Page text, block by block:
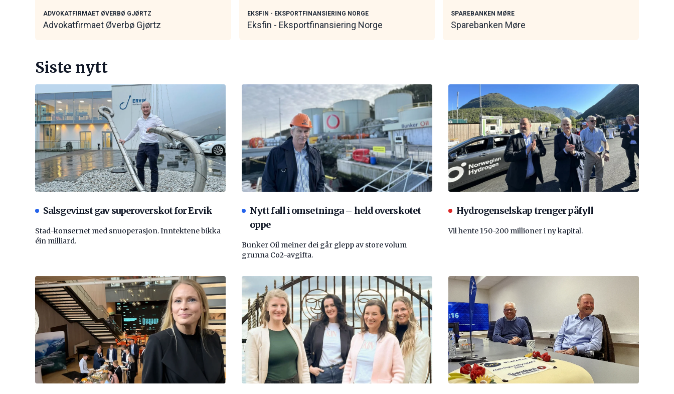
ADVOKATFIRMAET ØVERBØ GJØRTZ
Advokatfirmaet Øverbø Gjørtz
EKSFIN - EKSPORTFINANSIERING NORGE
Eksfin - Eksportfinansiering Norge
SPAREBANKEN MØRE
Sparebanken Møre
Siste nytt
Salsgevinst gav superoverskot for Ervik
Stad-konsernet med snuoperasjon. Inntektene bikka
éin milliard.
Nytt fall i omsetninga – held overskotet
oppe
Bunker Oil meiner dei går glepp av store volum
grunna Co2-avgifta.
Hydrogenselskap trenger påfyll
Vil hente 150-200 millioner i ny kapital.